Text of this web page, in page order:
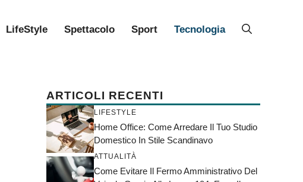
LifeStyle Spettacolo Sport Tecnologia
ARTICOLI RECENTI
LIFESTYLE
Home Office: Come Arredare Il Tuo Studio
Domestico In Stile Scandinavo
ATTUALITÀ
Come Evitare Il Fermo Amministrativo Del